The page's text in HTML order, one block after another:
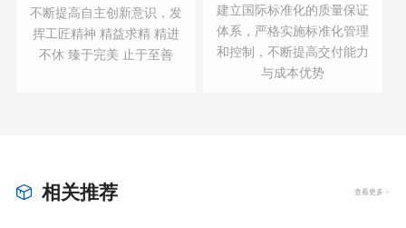
不断提高自主创新意识，发
挥工匠精神 精益求精 精进
不休 臻于完美 止于至善
建立国际标准化的质量保证
体系，严格实施标准化管理
和控制，不断提高交付能力
与成本优势
相关推荐 查看更多 >